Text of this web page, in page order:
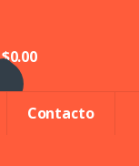
$0.00
Contacto